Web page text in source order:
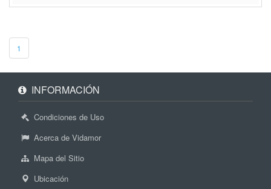
1
INFORMACIÓN
Condiciones de Uso
Acerca de Vidamor
Mapa del Sitio
Ubicación